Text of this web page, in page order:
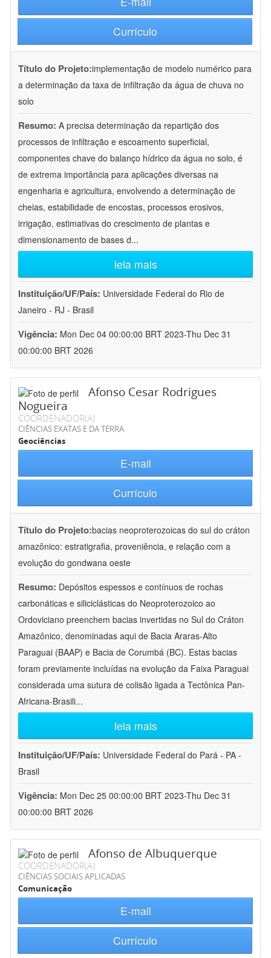
Currículo
Título do Projeto:implementação de modelo numérico para
a determinação da taxa de infiltração da água de chuva no
solo
Resumo: A precisa determinação da repartição dos
processos de infiltração e escoamento superficial,
componentes chave do balanço hídrico da água no solo, é
de extrema importância para aplicações diversas na
engenharia e agricultura, envolvendo a determinação de
cheias, estabilidade de encostas, processos erosivos,
irrigação, estimativas do crescimento de plantas e
dimensionamento de bases d...
leia mais
Instituição/UF/País: Universidade Federal do Rio de
Janeiro - RJ - Brasil
Vigência: Mon Dec 04 00:00:00 BRT 2023-Thu Dec 31
00:00:00 BRT 2026
Afonso Cesar Rodrigues
Nogueira
COORDENADOR(A)
CIÊNCIAS EXATAS E DA TERRA
Geociências
E-mail
Currículo
Título do Projeto:bacias neoproterozoicas do sul do cráton
amazônico: estratigrafia, proveniência, e relação com a
evolução do gondwana oeste
Resumo: Depósitos espessos e contínuos de rochas
carbonáticas e siliciclásticas do Neoproterozoico ao
Ordoviciano preenchem bacias invertidas no Sul do Cráton
Amazônico, denominadas aqui de Bacia Araras-Alto
Paraguai (BAAP) e Bacia de Corumbá (BC). Estas bacias
foram previamente incluídas na evolução da Faixa Paraguai
considerada uma sutura de colisão ligada a Tectônica Pan-
Africana-Brasili...
leia mais
Instituição/UF/País: Universidade Federal do Pará - PA -
Brasil
Vigência: Mon Dec 25 00:00:00 BRT 2023-Thu Dec 31
00:00:00 BRT 2026
Afonso de Albuquerque
COORDENADOR(A)
CIÊNCIAS SOCIAIS APLICADAS
Comunicação
E-mail
Currículo